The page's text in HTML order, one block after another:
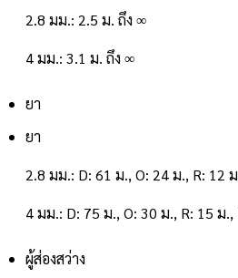
2.8 มม.: 2.5 ม. ถึง ∞
4 มม.: 3.1 ม. ถึง ∞
ยา
ยา
2.8 มม.: D: 61 ม., O: 24 ม., R: 12
4 มม.: D: 75 ม., O: 30 ม., R: 15 ม.,
ผู้ส่องสว่าง